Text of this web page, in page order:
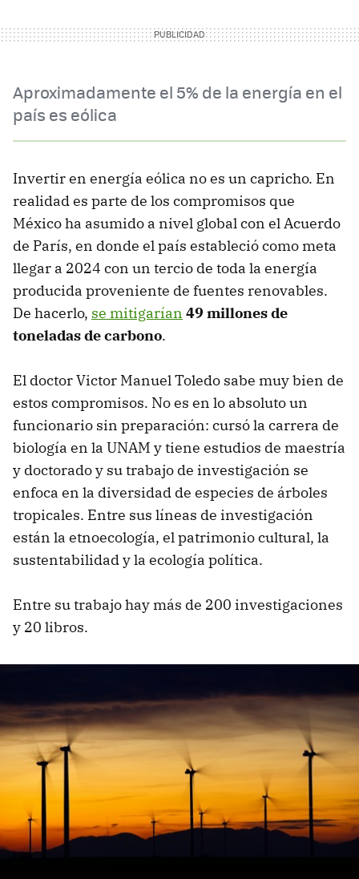
Aproximadamente el 5% de la energía en el
país es eólica
Invertir en energía eólica no es un capricho. En
realidad es parte de los compromisos que
México ha asumido a nivel global con el Acuerdo
de París, en donde el país estableció como meta
llegar a 2024 con un tercio de toda la energía
producida proveniente de fuentes renovables.
De hacerlo, se mitigarían 49 millones de
toneladas de carbono.
El doctor Victor Manuel Toledo sabe muy bien de
estos compromisos. No es en lo absoluto un
funcionario sin preparación: cursó la carrera de
biología en la UNAM y tiene estudios de maestría
y doctorado y su trabajo de investigación se
enfoca en la diversidad de especies de árboles
tropicales. Entre sus líneas de investigación
están la etnoecología, el patrimonio cultural, la
sustentabilidad y la ecología política.
Entre su trabajo hay más de 200 investigaciones
y 20 libros.